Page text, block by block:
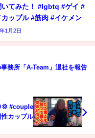
いてみた！ #lgbtq #ゲイ #
カップル #筋肉 #イケメン
1月2日
務所「A-Team」退社を報告
#couple
カップル